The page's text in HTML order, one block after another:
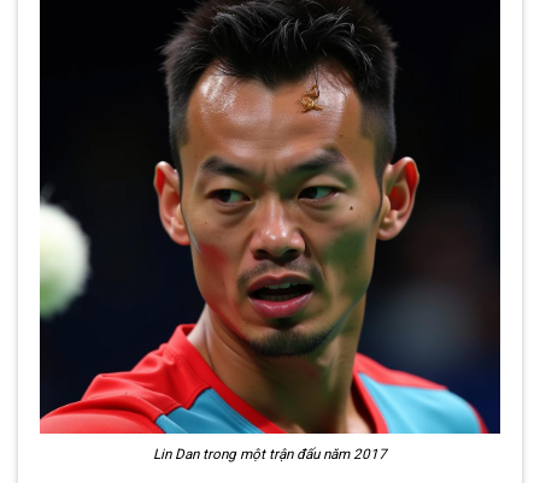
Lin Dan trong một trận đấu năm 2017